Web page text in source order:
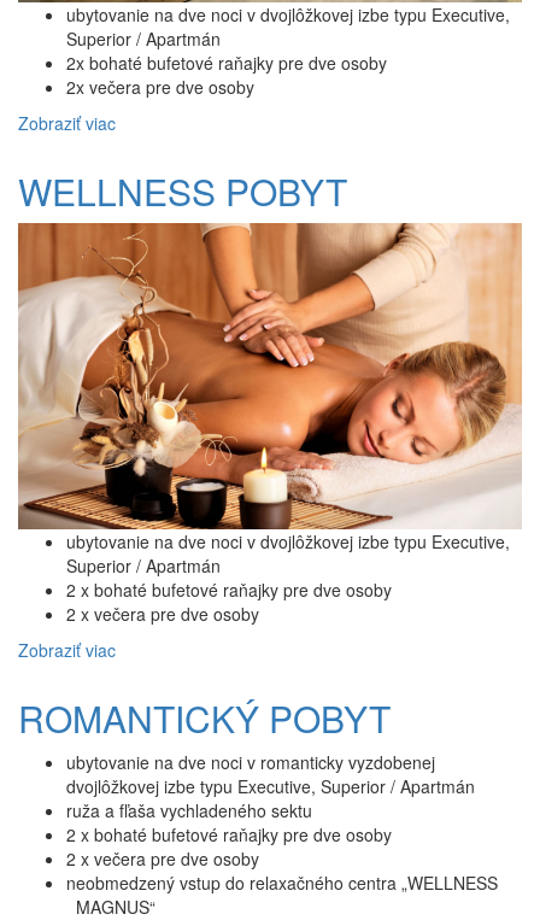
ubytovanie na dve noci v dvojlôžkovej izbe typu Executive,
Superior / Apartmán
2x bohaté bufetové raňajky pre dve osoby
2x večera pre dve osoby
Zobraziť viac
WELLNESS POBYT
ubytovanie na dve noci v dvojlôžkovej izbe typu Executive,
Superior / Apartmán
2 x bohaté bufetové raňajky pre dve osoby
2 x večera pre dve osoby
Zobraziť viac
ROMANTICKÝ POBYT
ubytovanie na dve noci v romanticky vyzdobenej
dvojlôžkovej izbe typu Executive, Superior / Apartmán
ruža a fľaša vychladeného sektu
2 x bohaté bufetové raňajky pre dve osoby
2 x večera pre dve osoby
neobmedzený vstup do relaxačného centra „WELLNESS
MAGNUS“